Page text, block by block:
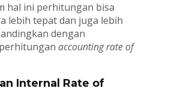
hal ini perhitungan bisa
lebih tepat dan juga lebih
dengan
accounting rate of
Internal Rate of